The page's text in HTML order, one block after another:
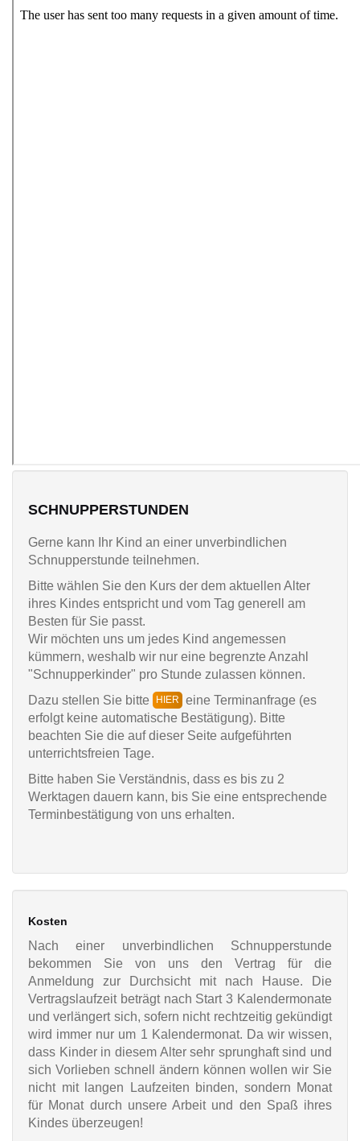
SCHNUPPERSTUNDEN
Gerne kann Ihr Kind an einer unverbindlichen
Schnupperstunde teilnehmen.
Bitte wählen Sie den Kurs der dem aktuellen Alter
ihres Kindes entspricht und vom Tag generell am
Besten für Sie passt.
Wir möchten uns um jedes Kind angemessen
kümmern, weshalb wir nur eine begrenzte Anzahl
"Schnupperkinder" pro Stunde zulassen können.
Dazu stellen Sie bitte
HIER
eine Terminanfrage (es
erfolgt keine automatische Bestätigung). Bitte
beachten Sie die auf dieser Seite aufgeführten
unterrichtsfreien Tage.
Bitte haben Sie Verständnis, dass es bis zu 2
Werktagen dauern kann, bis Sie eine entsprechende
Terminbestätigung von uns erhalten.
Kosten
Nach einer unverbindlichen Schnupperstunde
bekommen Sie von uns den Vertrag für die
Anmeldung zur Durchsicht mit nach Hause. Die
Vertragslaufzeit beträgt nach Start 3 Kalendermonate
und verlängert sich, sofern nicht rechtzeitig gekündigt
wird immer nur um 1 Kalendermonat. Da wir wissen,
dass Kinder in diesem Alter sehr sprunghaft sind und
sich Vorlieben schnell ändern können wollen wir Sie
nicht mit langen Laufzeiten binden, sondern Monat
für Monat durch unsere Arbeit und den Spaß ihres
Kindes überzeugen!